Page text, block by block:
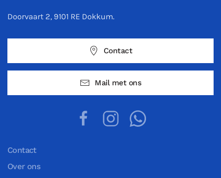
Doorvaart 2, 9101 RE Dokkum.
Contact
Mail met ons
Contact
Over ons